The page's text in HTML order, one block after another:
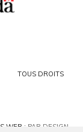
TOUS DROITS
WEB : PAR DESIGN,